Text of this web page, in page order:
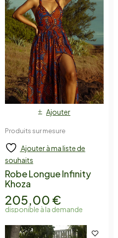
Ajouter
Produits sur mesure
Ajouter à ma liste de
souhaits
Robe Longue Infinity
Khoza
205,00 €
disponible à la demande